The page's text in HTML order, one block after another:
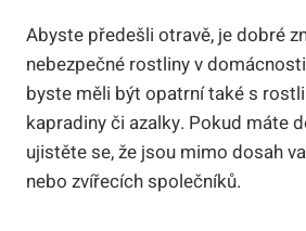
Abyste předešli otravě, je dobré
nebezpečné rostliny v
byste měli být opatrní také s
kapradiny či azalky. Pokud máte
ujistěte se, že jsou mimo dosah
nebo zvířecích společníků.